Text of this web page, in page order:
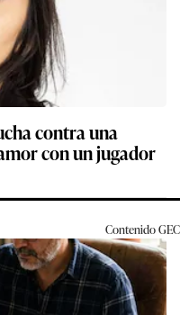
contra una
con un jugador
ContenidoGEC